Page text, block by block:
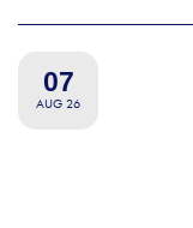
07
AUG 26